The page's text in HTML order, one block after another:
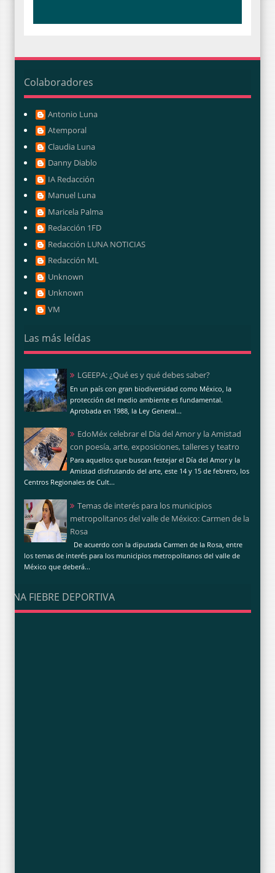
Colaboradores
Antonio Luna
Atemporal
Claudia Luna
Danny Diablo
IA Redacción
Manuel Luna
Maricela Palma
Redacción 1FD
Redacción LUNA NOTICIAS
Redacción ML
Unknown
Unknown
VM
Las más leídas
LGEEPA: ¿Qué es y qué debes saber?
En un país con gran biodiversidad como México, la
protección del medio ambiente es fundamental.
Aprobada en 1988, la Ley General...
EdoMéx celebrar el Día del Amor y la Amistad
con poesía, arte, exposiciones, talleres y teatro
Para aquellos que buscan festejar el Día del Amor y la
Amistad disfrutando del arte, este 14 y 15 de febrero, los
Centros Regionales de Cult...
Temas de interés para los municipios
metropolitanos del valle de México: Carmen de la
Rosa
De acuerdo con la diputada Carmen de la Rosa, entre
los temas de interés para los municipios metropolitanos del valle de
México que deberá...
UNA FIEBRE DEPORTIVA